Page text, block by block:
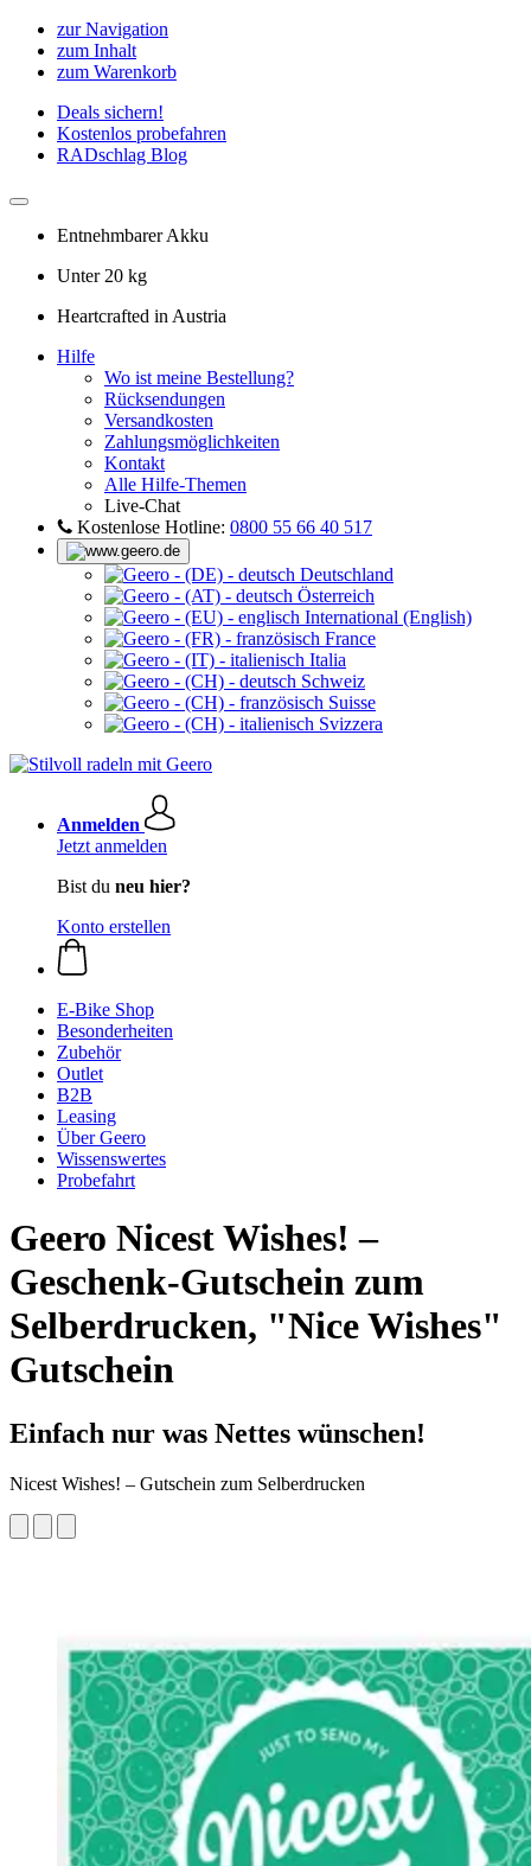
zur Navigation
zum Inhalt
zum Warenkorb
Deals sichern!
Kostenlos probefahren
RADschlag Blog
Entnehmbarer Akku
Unter 20 kg
Heartcrafted in Austria
Hilfe
Wo ist meine Bestellung?
Rücksendungen
Versandkosten
Zahlungsmöglichkeiten
Kontakt
Alle Hilfe-Themen
Live-Chat
Kostenlose Hotline: 0800 55 66 40 517
Deutschland
Österreich
International (English)
France
Italia
Schweiz
Suisse
Svizzera
Anmelden
Jetzt anmelden
Bist du neu hier?
Konto erstellen
E-Bike Shop
Besonderheiten
Zubehör
Outlet
B2B
Leasing
Über Geero
Wissenswertes
Probefahrt
Geero Nicest Wishes! –
Geschenk-Gutschein zum
Selberdrucken, "Nice Wishes"
Gutschein
Einfach nur was Nettes wünschen!
Nicest Wishes! – Gutschein zum Selberdrucken